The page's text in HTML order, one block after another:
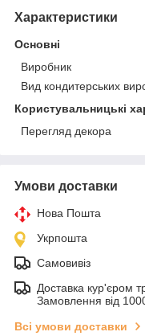
Характеристики
Основні
Виробник
Вид кондитерських
Користувальницькі
Перегляд декора
Умови доставки
Нова Пошта
Укрпошта
Самовивіз
Доставка кур'єром
Замовлення від
Всі умови доставки